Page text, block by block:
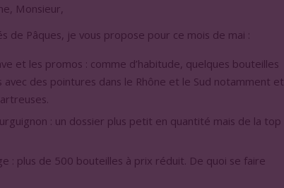
Monsieur,
de Pâques, je vous propose pour ce mois de mai :
et les promos : comme d’habitude, quelques bouteilles
avec des pointures dans le Rhône et le Sud notamment et
: un dossier plus petit en quantité mais de la top
: plus de 500 bouteilles à prix réduit. De quoi se faire